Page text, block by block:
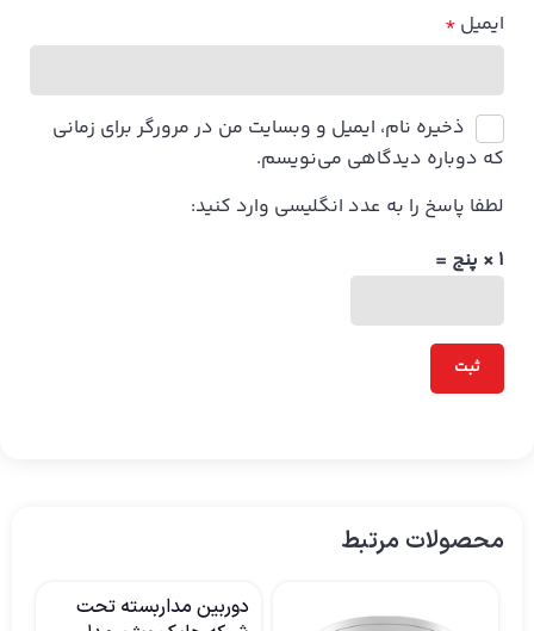
ایمیل *
ذخیره نام، ایمیل و وبسایت من در مرورگر برای زمانی
که دوباره دیدگاهی می‌نویسم.
لطفا پاسخ را به عدد انگلیسی وارد کنید:
1 × پنج =
محصولات مرتبط
دوربین مداربسته تحت